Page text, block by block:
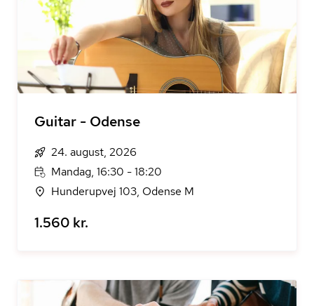
Guitar - Odense
24. august, 2026
Mandag, 16:30 - 18:20
Hunderupvej 103, Odense M
1.560 kr.